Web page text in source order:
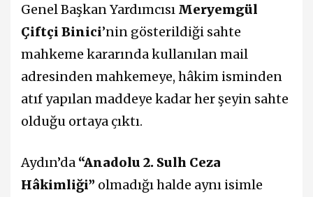
Genel Başkan Yardımcısı Meryemgül
Çiftçi Binici’nin gösterildiği sahte
mahkeme kararında kullanılan mail
adresinden mahkemeye, hâkim isminden
atıf yapılan maddeye kadar her şeyin sahte
olduğu ortaya çıktı.
Aydın’da “Anadolu 2. Sulh Ceza
Hâkimliği” olmadığı halde aynı isimle